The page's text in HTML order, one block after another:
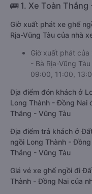
🚌 1. Xe Toàn Thắng
Giờ xuất phát xe ghế
Rịa-Vũng Tàu của nhà
Giờ xuất phát
- Bà Rịa-Vũng
09:00, 11:00,
Địa điểm đón khách ở
Long Thành - Đồng Nai
Thắng - Vũng Tàu
Địa điểm trả khách ở
ngồi Long Thành -
Thắng - Vũng Tàu
Giá vé xe ghế ngồi đi
Thành - Đồng Nai của